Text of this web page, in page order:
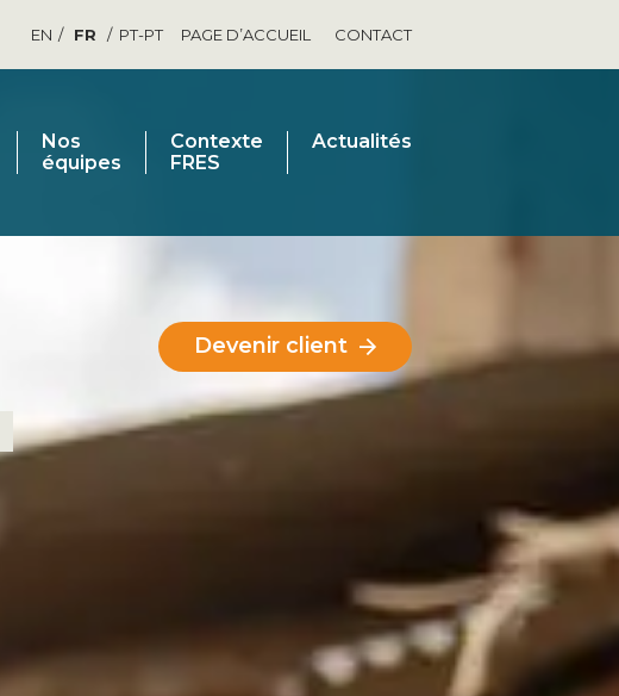
EN FR PT-PT PAGE D’ACCUEIL CONTACT
Nos
équipes
Contexte
FRES
Actualités
Devenir client